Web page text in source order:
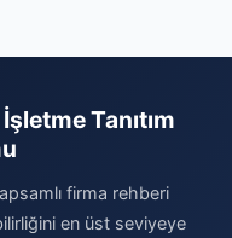
Tanıtım
firma rehberi
en üst seviyeye